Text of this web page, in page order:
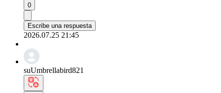
0
Escribe una respuesta
2026.07.25 21:45
suUmbrellabird821